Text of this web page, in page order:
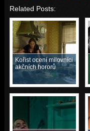
Related Posts:
Kořist ocení milovníci
akčních hororů